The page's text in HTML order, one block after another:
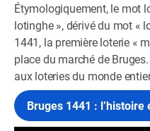
Étymologiquement, le mot
lotinghe », dérivé du mot «
1441, la première loterie «
place du marché de
aux loteries du monde
Bruges 1441 : l’histoire